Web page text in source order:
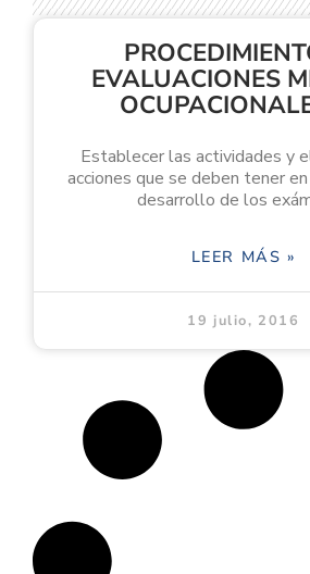
EVALUACIONES
Establecer las actividades y
acciones que se deben tener
desarrollo de los
LEER MÁS »
19 julio, 2016